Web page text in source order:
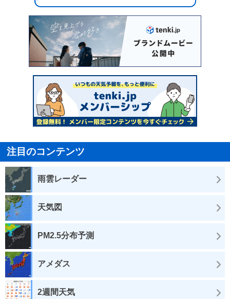
注目のコンテンツ
雨雲レーダー
天気図
PM2.5分布予測
アメダス
2週間天気